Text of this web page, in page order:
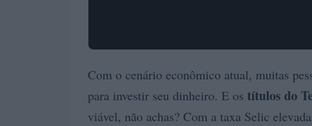
Com o cenário econômico atual, muitas
para investir seu dinheiro. E os títulos do
viável, não achas? Com a taxa Selic